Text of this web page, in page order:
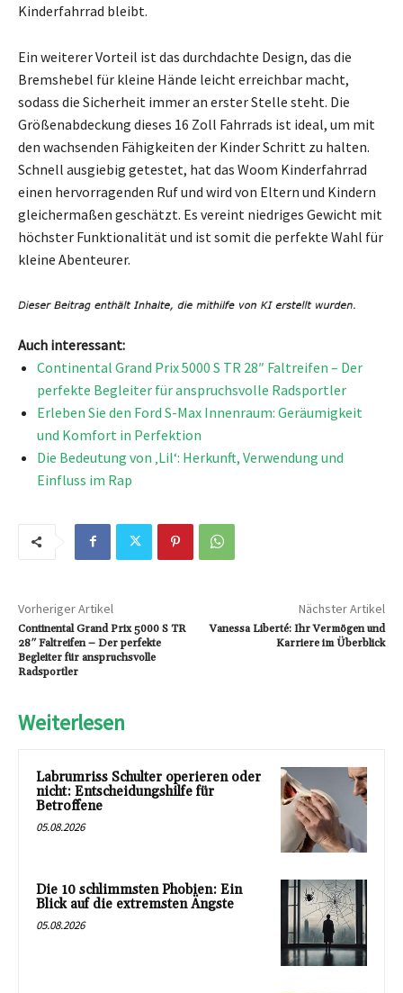
Kinderfahrrad bleibt.
Ein weiterer Vorteil ist das durchdachte Design, das die
Bremshebel für kleine Hände leicht erreichbar macht,
sodass die Sicherheit immer an erster Stelle steht. Die
Größenabdeckung dieses 16 Zoll Fahrrads ist ideal, um mit
den wachsenden Fähigkeiten der Kinder Schritt zu halten.
Schnell ausgiebig getestet, hat das Woom Kinderfahrrad
einen hervorragenden Ruf und wird von Eltern und Kindern
gleichermaßen geschätzt. Es vereint niedriges Gewicht mit
höchster Funktionalität und ist somit die perfekte Wahl für
kleine Abenteurer.
Auch interessant:
Continental Grand Prix 5000 S TR 28″ Faltreifen – Der
perfekte Begleiter für anspruchsvolle Radsportler
Erleben Sie den Ford S-Max Innenraum: Geräumigkeit
und Komfort in Perfektion
Die Bedeutung von ‚Lil‘: Herkunft, Verwendung und
Einfluss im Rap
Vorheriger Artikel
Continental Grand Prix 5000 S TR
28″ Faltreifen – Der perfekte
Begleiter für anspruchsvolle
Radsportler
Nächster Artikel
Vanessa Liberté: Ihr Vermögen und
Karriere im Überblick
Weiterlesen
Labrumriss Schulter operieren oder
nicht: Entscheidungshilfe für
Betroffene
05.08.2026
Die 10 schlimmsten Phobien: Ein
Blick auf die extremsten Ängste
05.08.2026